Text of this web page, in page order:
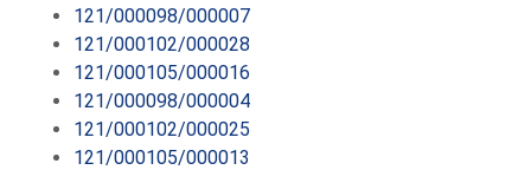
121/000098/000007
121/000102/000028
121/000105/000016
121/000098/000004
121/000102/000025
121/000105/000013